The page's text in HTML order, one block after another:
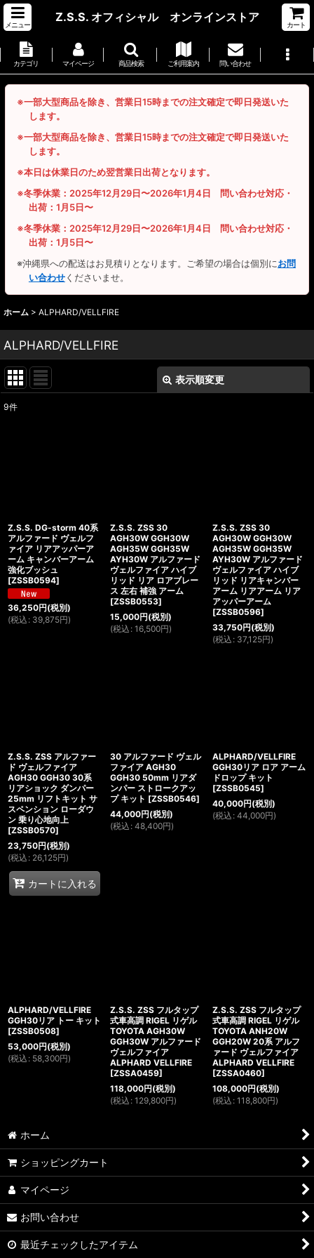
メニュー
Z.S.S. オフィシャル オンラインストア
カート
カテゴリ マイページ 商品検索 ご利用案内 問い合わせ
※一部大型商品を除き、営業日15時までの注文確定で即日発送いた
します。
※一部大型商品を除き、営業日15時までの注文確定で即日発送いた
します。
※本日は休業日のため翌営業日出荷となります。
※冬季休業：2025年12月29日〜2026年1月4日 問い合わせ対応・
出荷：1月5日〜
※冬季休業：2025年12月29日〜2026年1月4日 問い合わせ対応・
出荷：1月5日〜
※沖縄県への配送はお見積りとなります。ご希望の場合は個別にお問
い合わせくださいませ。
ホーム > ALPHARD/VELLFIRE
ALPHARD/VELLFIRE
表示順変更
9件
Z.S.S. DG-storm 40系
アルファード ヴェルフ
ァイア リアアッパーア
ーム キャンバーアーム
強化ブッシュ
[ZSSB0594]
36,250円(税別)
(税込 : 39,875円)
Z.S.S. ZSS 30
AGH30W GGH30W
AGH35W GGH35W
AYH30W アルファード
ヴェルファイア ハイブ
リッド リア ロアブレー
ス 左右 補強 アーム
[ZSSB0553]
15,000円(税別)
(税込 : 16,500円)
Z.S.S. ZSS 30
AGH30W GGH30W
AGH35W GGH35W
AYH30W アルファード
ヴェルファイア ハイブ
リッド リアキャンバー
アーム リアアーム リア
アッパーアーム
[ZSSB0596]
33,750円(税別)
(税込 : 37,125円)
Z.S.S. ZSS アルファー
ド ヴェルファイア
AGH30 GGH30 30系
リアショック ダンパー
25mm リフトキット サ
スペンション ローダウ
ン 乗り心地向上
[ZSSB0570]
23,750円(税別)
(税込 : 26,125円)
カートに入れる
30 アルファード ヴェル
ファイア AGH30
GGH30 50mm リアダ
ンパー ストロークアッ
プ キット [ZSSB0546]
44,000円(税別)
(税込 : 48,400円)
ALPHARD/VELLFIRE
GGH30リア ロア アーム
ドロップ キット
[ZSSB0545]
40,000円(税別)
(税込 : 44,000円)
ALPHARD/VELLFIRE
GGH30リア トー キット
[ZSSB0508]
53,000円(税別)
(税込 : 58,300円)
Z.S.S. ZSS フルタップ
式車高調 RIGEL リゲル
TOYOTA AGH30W
GGH30W アルファード
ヴェルファイア
ALPHARD VELLFIRE
[ZSSA0459]
118,000円(税別)
(税込 : 129,800円)
Z.S.S. ZSS フルタップ
式車高調 RIGEL リゲル
TOYOTA ANH20W
GGH20W 20系 アルフ
ァード ヴェルファイア
ALPHARD VELLFIRE
[ZSSA0460]
108,000円(税別)
(税込 : 118,800円)
ホーム
ショッピングカート
マイページ
お問い合わせ
最近チェックしたアイテム